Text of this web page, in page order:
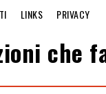
LINKS PRIVACY
che